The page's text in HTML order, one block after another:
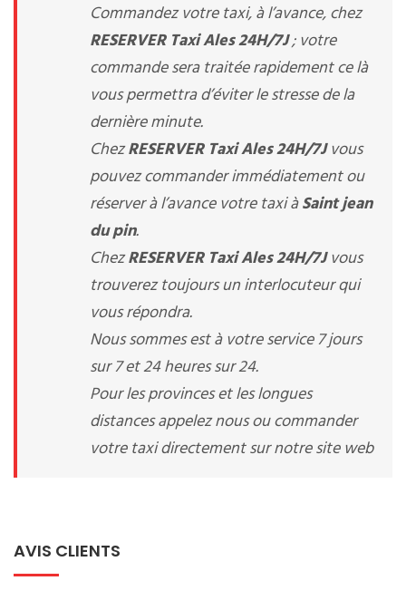
Commandez votre taxi, à l’avance, chez
RESERVER Taxi Ales 24H/7J; votre
commande sera traitée rapidement ce là
vous permettra d’éviter le stresse de la
dernière minute.
ChezRESERVER Taxi Ales 24H/7Jvous
pouvez commander immédiatement ou
réserver à l’avance votre taxi àSaint jean
du pin.
ChezRESERVER Taxi Ales 24H/7Jvous
trouverez toujours un interlocuteur qui
vous répondra.
Nous sommes est à votre service 7 jours
sur 7 et 24 heures sur 24.
Pour les provinces et les longues
distances appelez nous ou commander
votre taxi directement sur notre site web
AVIS CLIENTS